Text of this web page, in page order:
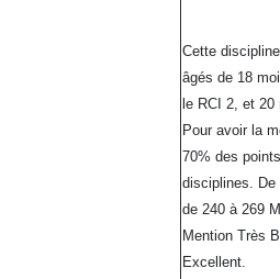
Cette
âgés de 18
le RCI 2, et 20
Pour avoir la
70% des
disciplines. De
de 240 à 269
Mention Très
Excellent.